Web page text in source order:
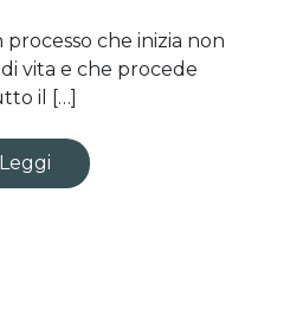
che inizia non
vita e che procede
il […]
Leggi